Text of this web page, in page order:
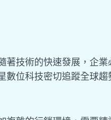
著技術的快速發展，企
數位科技密切追蹤全球趨